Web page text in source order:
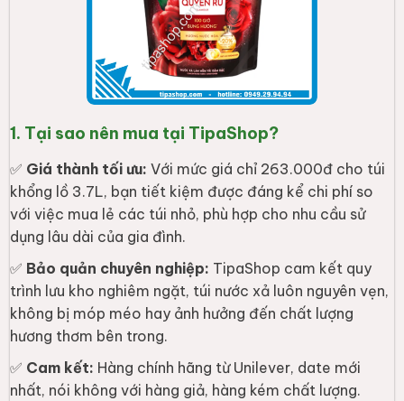
1. Tại sao nên mua tại TipaShop?
✅ Giá thành tối ưu: Với mức giá chỉ 263.000đ cho túi
khổng lồ 3.7L, bạn tiết kiệm được đáng kể chi phí so
với việc mua lẻ các túi nhỏ, phù hợp cho nhu cầu sử
dụng lâu dài của gia đình.
✅ Bảo quản chuyên nghiệp: TipaShop cam kết quy
trình lưu kho nghiêm ngặt, túi nước xả luôn nguyên vẹn,
không bị móp méo hay ảnh hưởng đến chất lượng
hương thơm bên trong.
✅ Cam kết: Hàng chính hãng từ Unilever, date mới
nhất, nói không với hàng giả, hàng kém chất lượng.